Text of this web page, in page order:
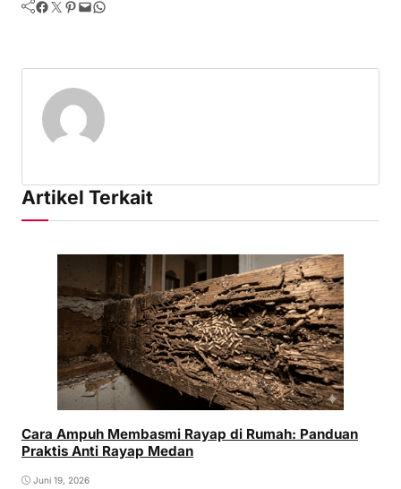
Facebook Twitter Pinterest Mail WhatsApp
Artikel Terkait
Cara Ampuh Membasmi Rayap di Rumah: Panduan
Praktis Anti Rayap Medan
Juni 19, 2026